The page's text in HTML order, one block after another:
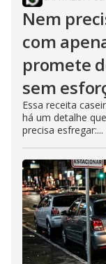
Nem
com
promete
sem
Essa receita
há um detalhe
precisa esfregar:...